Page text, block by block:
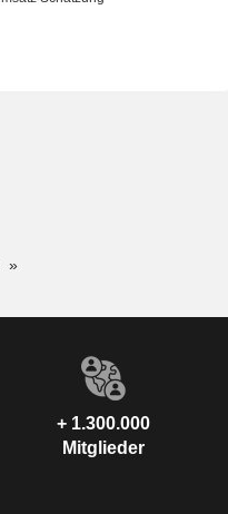
+ 1.300.000
Mitglieder